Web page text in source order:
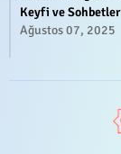
Keyfi ve
Ağustos 07, 2025